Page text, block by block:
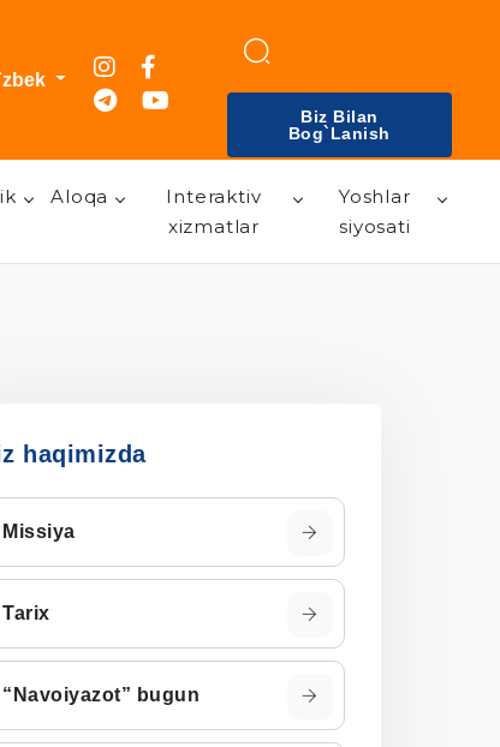
Biz Bilan
Bog`lanish
Aloqa
Interaktiv
xizmatlar
Yoshlar
siyosati
haqimizda
Missiya
Tarix
“Navoiyazot” bugun